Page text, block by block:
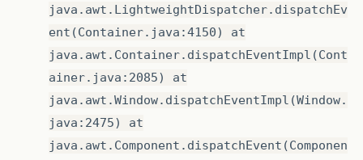
java.awt.LightweightDispatcher.dispatchEv
ent(Container.java:4150) at
java.awt.Container.dispatchEventImpl(Cont
ainer.java:2085) at
java.awt.Window.dispatchEventImpl(Window.
java:2475) at
java.awt.Component.dispatchEvent(Componen